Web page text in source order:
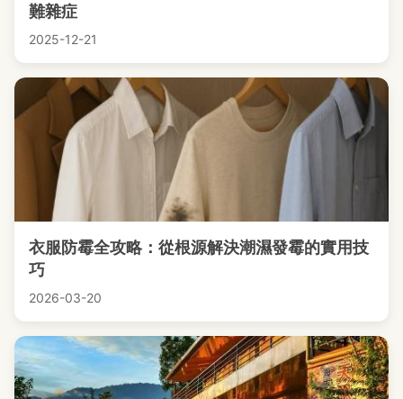
難雜症
2025-12-21
衣服防霉全攻略：從根源解決潮濕發霉的實用技
巧
2026-03-20